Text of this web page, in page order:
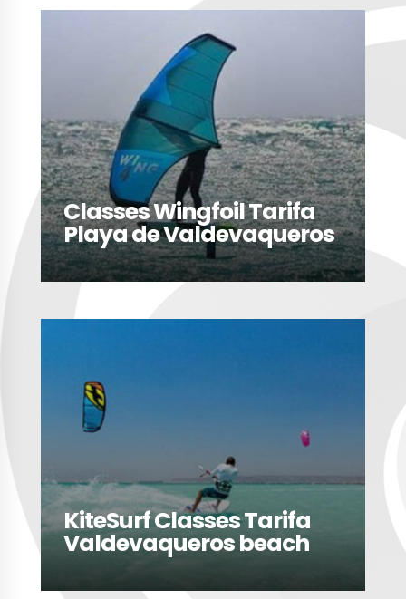
Classes Wingfoil Tarifa
Playa de Valdevaqueros
KiteSurf Classes Tarifa
Valdevaqueros beach